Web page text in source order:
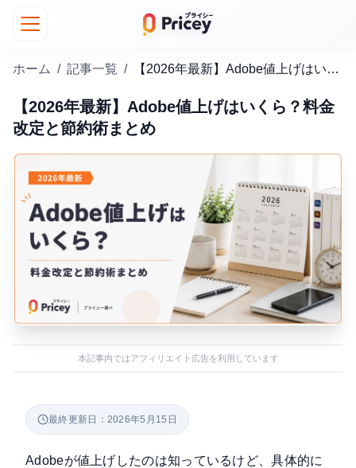
ホーム / 記事一覧 / 【2026年最新】Adobe値上げはいくら？料金改定と節約術まとめ
【2026年最新】Adobe値上げはいくら？料金
改定と節約術まとめ
本記事内ではアフィリエイト広告を利用しています
最終更新日：2026年5月15日
Adobeが値上げしたのは知っているけど、具体的に